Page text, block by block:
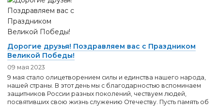
Дорогие друзья! Поздравляем вас с Праздником
Великой Победы!
09 мая 2023
9 мая стало олицетворением силы и единства нашего народа,
нашей страны. В этот день мы с благодарностью вспоминаем
защитников России разных поколений, чествуем людей,
посвятивших свою жизнь служению Отечеству. Пусть память об